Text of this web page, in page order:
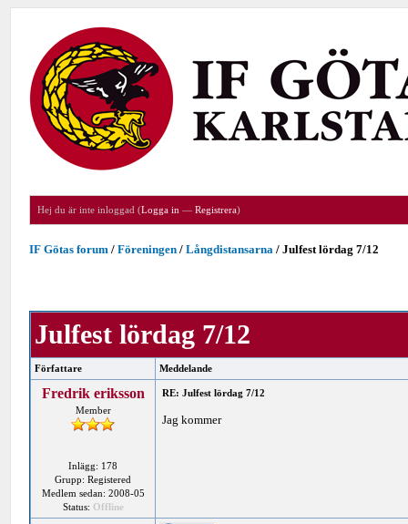
Hej du är inte inloggad (Logga in —Registrera)
IF Götas forum /Föreningen /Långdistansarna /Julfest lördag 7/12
Julfest lördag 7/12
Författare Meddelande
Fredrik eriksson
Member
Inlägg: 178
Grupp: Registered
Medlem sedan: 2008-05
Status: Offline
RE: Julfest lördag 7/12
Jag kommer